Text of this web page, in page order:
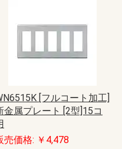
[フルコート加工]
金属プレート [2型]15コ
売価格: ￥4,478